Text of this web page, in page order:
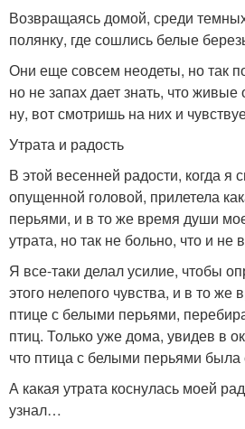
Возвращаясь домой, среди
полянку, где сошлись белые
Они еще совсем неодеты, но так
но не запах дает знать, что
ну, вот смотришь на них и
Утрата и радость
В этой весенней радости, когда я
опущенной головой, прилетела
перьями, и в то же время души
утрата, но так не больно, что и не
Я все-таки делал усилие, чтобы
этого нелепого чувства, и в то же
птице с белыми перьями,
птиц. Только уже дома, увидев в
что птица с белыми перьями была
А какая утрата коснулась моей
узнал…